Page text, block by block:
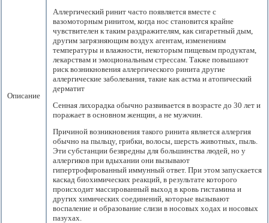
Описание
Аллергический ринит часто появляется вместе с
вазомоторным ринитом, когда нос становится крайне
чувствителен к таким раздражителям, как сигаретный дым,
другим загрязняющим воздух агентам, изменениям
температуры и влажности, некоторым пищевым продуктам,
лекарствам и эмоциональным стрессам. Также повышают
риск возникновения аллергического ринита другие
аллергические заболевания, такие как астма и атопический
дерматит
Сенная лихорадка обычно развивается в возрасте до 30 лет и
поражает в основном женщин, а не мужчин.
Причиной возникновения такого ринита является аллергия
обычно на пыльцу, грибки, волосы, шерсть животных, пыль.
Эти субстанции безвредны для большинства людей, но у
аллергиков при вдыхании они вызывают
гипертрофированный иммунный ответ. При этом запускается
каскад биохимических реакций, в результате которого
происходит массированный выход в кровь гистамина и
других химических соединений, которые вызывают
воспаление и образование слизи в носовых ходах и носовых
пазухах.